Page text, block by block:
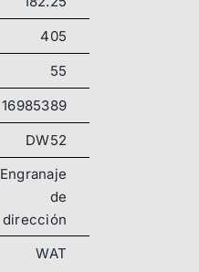
405
55
16985389
DW52
Engranaje
de
dirección
WAT